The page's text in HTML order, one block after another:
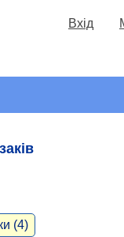
Вхід
(4)